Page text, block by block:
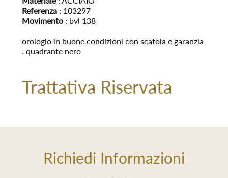
Referenza: 103297
Movimento: bvl 138
orologio in buone condizioni con scatola e garanzia
. quadrante nero
Trattativa Riservata
Richiedi Informazioni